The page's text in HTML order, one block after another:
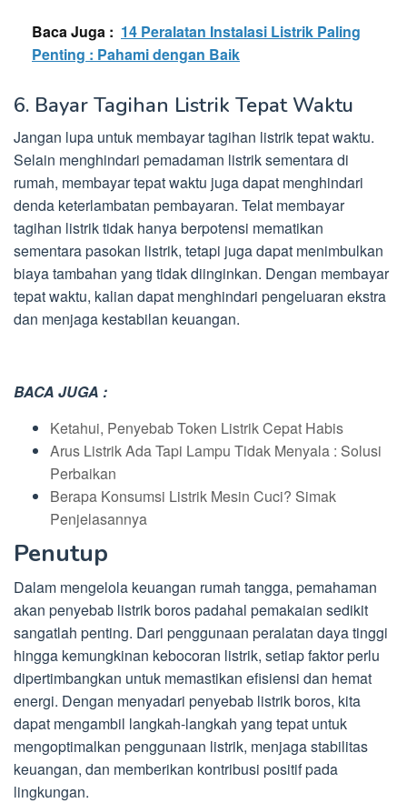
Baca Juga : 14 Peralatan Instalasi Listrik Paling
Penting : Pahami dengan Baik
6. Bayar Tagihan Listrik Tepat Waktu
Jangan lupa untuk membayar tagihan listrik tepat waktu.
Selain menghindari pemadaman listrik sementara di
rumah, membayar tepat waktu juga dapat menghindari
denda keterlambatan pembayaran. Telat membayar
tagihan listrik tidak hanya berpotensi mematikan
sementara pasokan listrik, tetapi juga dapat menimbulkan
biaya tambahan yang tidak diinginkan. Dengan membayar
tepat waktu, kalian dapat menghindari pengeluaran ekstra
dan menjaga kestabilan keuangan.
BACA JUGA :
Ketahui, Penyebab Token Listrik Cepat Habis
Arus Listrik Ada Tapi Lampu Tidak Menyala : Solusi
Perbaikan
Berapa Konsumsi Listrik Mesin Cuci? Simak
Penjelasannya
Penutup
Dalam mengelola keuangan rumah tangga, pemahaman
akan penyebab listrik boros padahal pemakaian sedikit
sangatlah penting. Dari penggunaan peralatan daya tinggi
hingga kemungkinan kebocoran listrik, setiap faktor perlu
dipertimbangkan untuk memastikan efisiensi dan hemat
energi. Dengan menyadari penyebab listrik boros, kita
dapat mengambil langkah-langkah yang tepat untuk
mengoptimalkan penggunaan listrik, menjaga stabilitas
keuangan, dan memberikan kontribusi positif pada
lingkungan.